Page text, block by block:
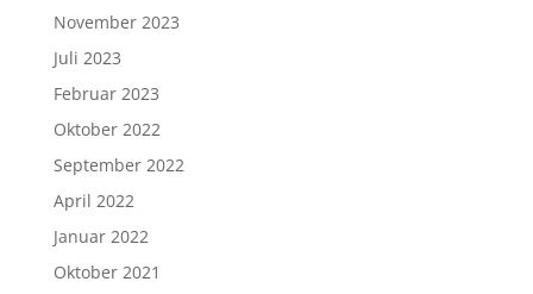
November 2023
Juli 2023
Februar 2023
Oktober 2022
September 2022
April 2022
Januar 2022
Oktober 2021